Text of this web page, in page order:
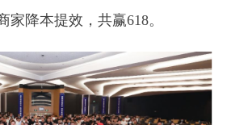
家降本提效，共赢618。